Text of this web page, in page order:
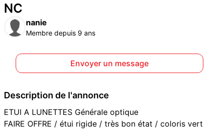
NC
nanie
Membre depuis 9 ans
Envoyer un message
Description de l'annonce
ETUI A LUNETTES Générale optique
FAIRE OFFRE / étui rigide / très bon état / coloris vert